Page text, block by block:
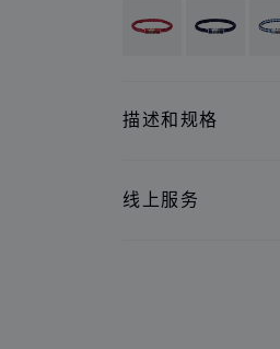
描述和规格
线上服务